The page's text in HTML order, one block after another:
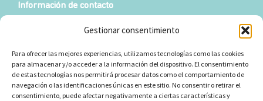
Gestionar consentimiento
Para ofrecer las mejores experiencias, utilizamos tecnologías como las cookies
para almacenar y/o acceder a la información del dispositivo. El consentimiento
de estas tecnologías nos permitirá procesar datos como el comportamiento de
navegación o las identificaciones únicas en este sitio. No consentir o retirar el
consentimiento, puede afectar negativamente a ciertas características y
Información de contacto
Rambla Jaume Sàbat, 4, 1ª planta 08172 - Sant Cugat del
Vallès Barcelona (Spain)
Teléfono
(+34) 935879228
Email